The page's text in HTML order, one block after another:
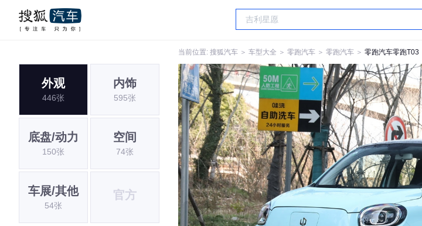
当前位置: 搜狐汽车 ＞ 车型大全 ＞ 零跑汽车 ＞ 零跑汽车 ＞ 零跑汽车零跑T03
外观
446张
内饰
595张
底盘/动力
150张
空间
74张
车展/其他
54张
官方